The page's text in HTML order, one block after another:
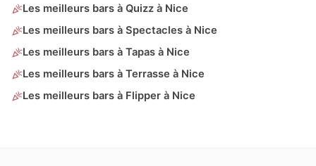
Les meilleurs bars à Quizz à Nice
Les meilleurs bars à Spectacles à Nice
Les meilleurs bars à Tapas à Nice
Les meilleurs bars à Terrasse à Nice
Les meilleurs bars à Flipper à Nice